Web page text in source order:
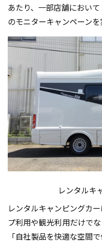
あたり、一部店舗におい
のモニターキャンペーンを
レンタルキ
レンタルキャンピングカ
プ利用や観光利用だけで
「自社製品を快適な空間